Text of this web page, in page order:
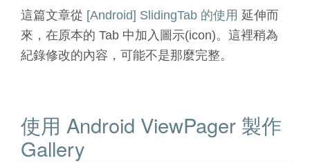
這篇文章從 [Android] SlidingTab 的使用 延伸而
來，在原本的 Tab 中加入圖示(icon)。這裡稍為
紀錄修改的內容，可能不是那麼完整。
使用 Android ViewPager 製作
Gallery